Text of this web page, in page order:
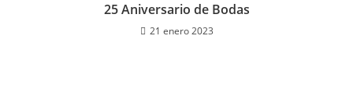
25 Aniversario de Bodas
21 enero 2023